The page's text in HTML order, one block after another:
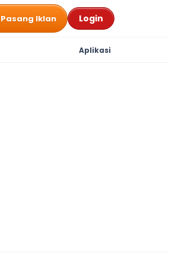
Pasang Iklan Login
Aplikasi